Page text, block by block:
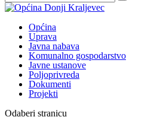
Općina
Uprava
Javna nabava
Komunalno gospodarstvo
Javne ustanove
Poljoprivreda
Dokumenti
Projekti
Odaberi stranicu